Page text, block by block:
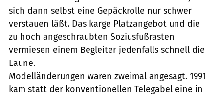
sich dann selbst eine Gepäckrolle nur schwer
verstauen läßt. Das karge Platzangebot und die
zu hoch angeschraubten Soziusfußrasten
vermiesen einem Begleiter jedenfalls schnell die
Laune.
Modelländerungen waren zweimal angesagt. 1991
kam statt der konventionellen Telegabel eine in